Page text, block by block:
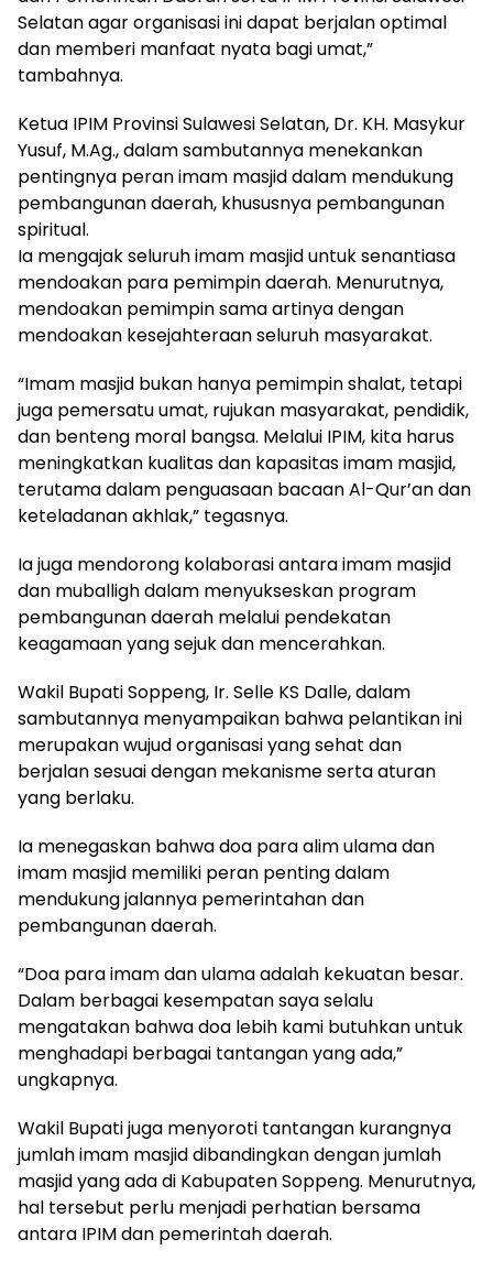
Selatan agar organisasi ini dapat berjalan optimal
dan memberi manfaat nyata bagi umat,”
tambahnya.
Ketua IPIM Provinsi Sulawesi Selatan, Dr. KH. Masykur
Yusuf, M.Ag., dalam sambutannya menekankan
pentingnya peran imam masjid dalam mendukung
pembangunan daerah, khususnya pembangunan
spiritual.
Ia mengajak seluruh imam masjid untuk senantiasa
mendoakan para pemimpin daerah. Menurutnya,
mendoakan pemimpin sama artinya dengan
mendoakan kesejahteraan seluruh masyarakat.
“Imam masjid bukan hanya pemimpin shalat, tetapi
juga pemersatu umat, rujukan masyarakat, pendidik,
dan benteng moral bangsa. Melalui IPIM, kita harus
meningkatkan kualitas dan kapasitas imam masjid,
terutama dalam penguasaan bacaan Al-Qur’an dan
keteladanan akhlak,” tegasnya.
Ia juga mendorong kolaborasi antara imam masjid
dan muballigh dalam menyukseskan program
pembangunan daerah melalui pendekatan
keagamaan yang sejuk dan mencerahkan.
Wakil Bupati Soppeng, Ir. Selle KS Dalle, dalam
sambutannya menyampaikan bahwa pelantikan ini
merupakan wujud organisasi yang sehat dan
berjalan sesuai dengan mekanisme serta aturan
yang berlaku.
Ia menegaskan bahwa doa para alim ulama dan
imam masjid memiliki peran penting dalam
mendukung jalannya pemerintahan dan
pembangunan daerah.
“Doa para imam dan ulama adalah kekuatan besar.
Dalam berbagai kesempatan saya selalu
mengatakan bahwa doa lebih kami butuhkan untuk
menghadapi berbagai tantangan yang ada,”
ungkapnya.
Wakil Bupati juga menyoroti tantangan kurangnya
jumlah imam masjid dibandingkan dengan jumlah
masjid yang ada di Kabupaten Soppeng. Menurutnya,
hal tersebut perlu menjadi perhatian bersama
antara IPIM dan pemerintah daerah.